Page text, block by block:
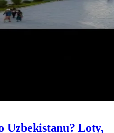
Uzbekistanu? Loty,